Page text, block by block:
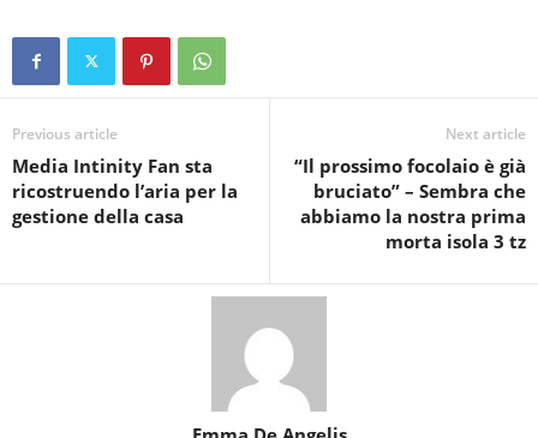
Previous article
Media Intinity Fan sta
ricostruendo l’aria per la
gestione della casa
Next article
“Il prossimo focolaio è già
bruciato” – Sembra che
abbiamo la nostra prima
morta isola 3 tz